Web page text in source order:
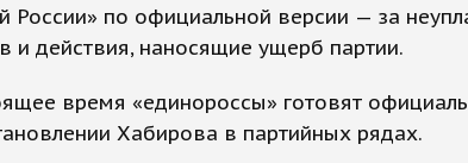
России» по официальной версии — за
и действия, наносящие ущерб партии.
время «единороссы» готовят
Хабирова в партийных рядах.